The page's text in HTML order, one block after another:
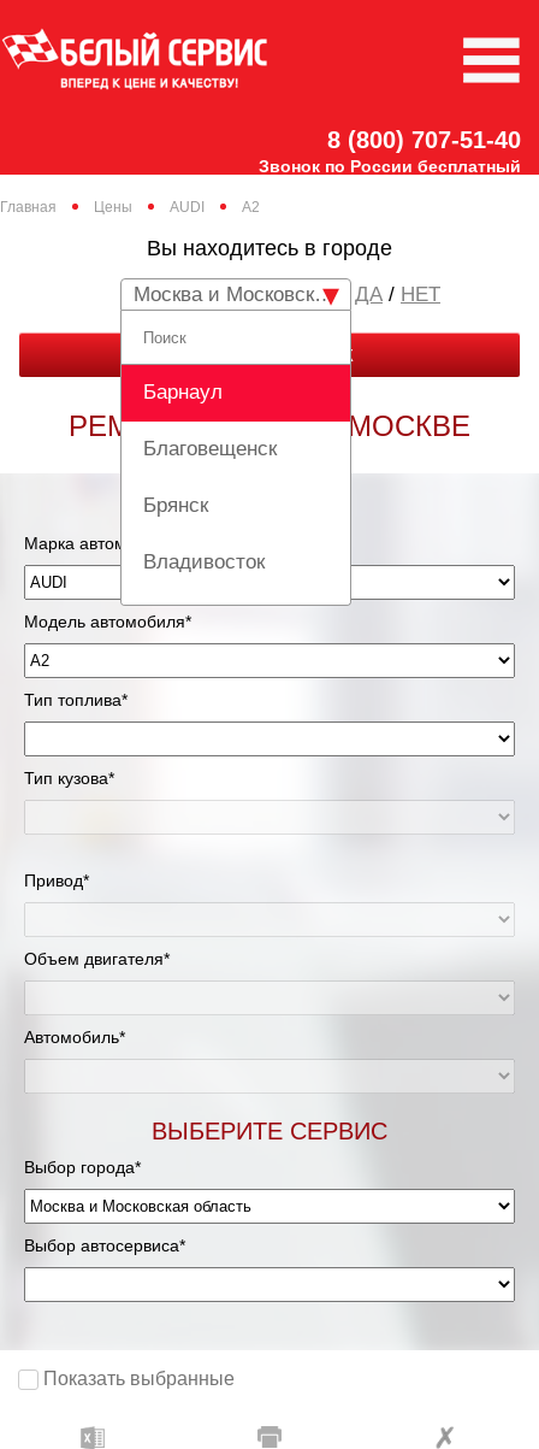
8 (800) 707-51-40
Звонок по России бесплатный
Главная Цены AUDI A2
Вы находитесь в городе
Москва и Московская область
Барнаул
Благовещенск
Брянск
Владивосток
Вологда
Екатеринбург
Красноярск
Липецк
Москва и Московская область
Мурманск
Нижневартовск
Нижний Новгород
Новосибирск
/ НЕТ
ЗАКАЗАТЬ ЗВОНОК
РЕМОНТ AUDI A2 В МОСКВЕ
Марка автомобиля*
Модель автомобиля*
Тип топлива*
Тип кузова*
Привод*
Объем двигателя*
Автомобиль*
ВЫБЕРИТЕ СЕРВИС
Выбор города*
Выбор автосервиса*
Показать выбранные